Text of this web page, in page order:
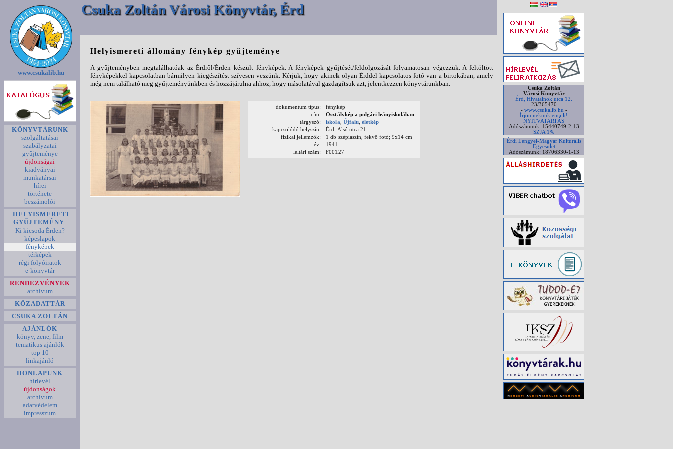
Csuka Zoltán Városi Könyvtár, Érd
www.csukalib.hu
KÖNYVTÁRUNK
szolgáltatásai
szabályzatai
gyűjteménye
újdonságai
kiadványai
munkatársai
hírei
története
beszámolói
HELYISMERETI
GYŰJTEMÉNY
Ki kicsoda Érden?
képeslapok
fényképek
térképek
régi folyóiratok
e-könyvtár
RENDEZVÉNYEK
archívum
KÖZADATTÁR
CSUKA ZOLTÁN
AJÁNLÓK
könyv, zene, film
tematikus ajánlók
top 10
linkajánló
HONLAPUNK
hírlevél
újdonságok
archívum
adatvédelem
impresszum
Helyismereti állomány fénykép gyűjteménye
A gyűjteményben megtalálhatóak az Érdről/Érden készült fényképek. A fényképek gyűjtését/feldolgozását folyamatosan végezzük. A feltöltött
fényképekkel kapcsolatban bármilyen kiegészítést szívesen veszünk. Kérjük, hogy akinek olyan Érddel kapcsolatos fotó van a birtokában, amely
még nem található meg gyűjteményünkben és hozzájárulna ahhoz, hogy másolatával gazdagítsuk azt, jelentkezzen könyvtárunkban.
dokumentum típus:
fénykép
cím:
Osztálykép a polgári leányiskolában
tárgyszó:
iskola Újfalu életkép
kapcsolódó helyszín:
Érd, Alsó utca 21.
fizikai jellemzők:
1 db szépiaszín, fekvő fotó; 9x14 cm
év:
1941
leltári szám:
F00127
Csuka Zoltán
Városi Könyvtár
Érd, Hivatalnok utca 12.
23/365470
- www.csukalib.hu -
- Írjon nekünk emailt! -
NYITVATARTÁS
Adószámunk: 15440749-2-13
SZJA 1%
Érdi Lengyel-Magyar Kulturális
Egyesület
Adószámunk: 18706330-1-13